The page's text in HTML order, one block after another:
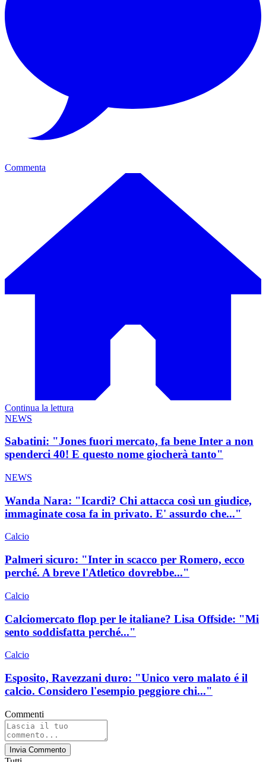
Commenta
Continua la lettura
NEWS
Sabatini: "Jones fuori mercato, fa bene Inter a non
spenderci 40! E questo nome giocherà tanto"
NEWS
Wanda Nara: "Icardi? Chi attacca così un giudice,
immaginate cosa fa in privato. E' assurdo che..."
Calcio
Palmeri sicuro: "Inter in scacco per Romero, ecco
perché. A breve l'Atletico dovrebbe..."
Calcio
Calciomercato flop per le italiane? Lisa Offside: "Mi
sento soddisfatta perché..."
Calcio
Esposito, Ravezzani duro: "Unico vero malato é il
calcio. Considero l'esempio peggiore chi..."
Commenti
Invia Commento